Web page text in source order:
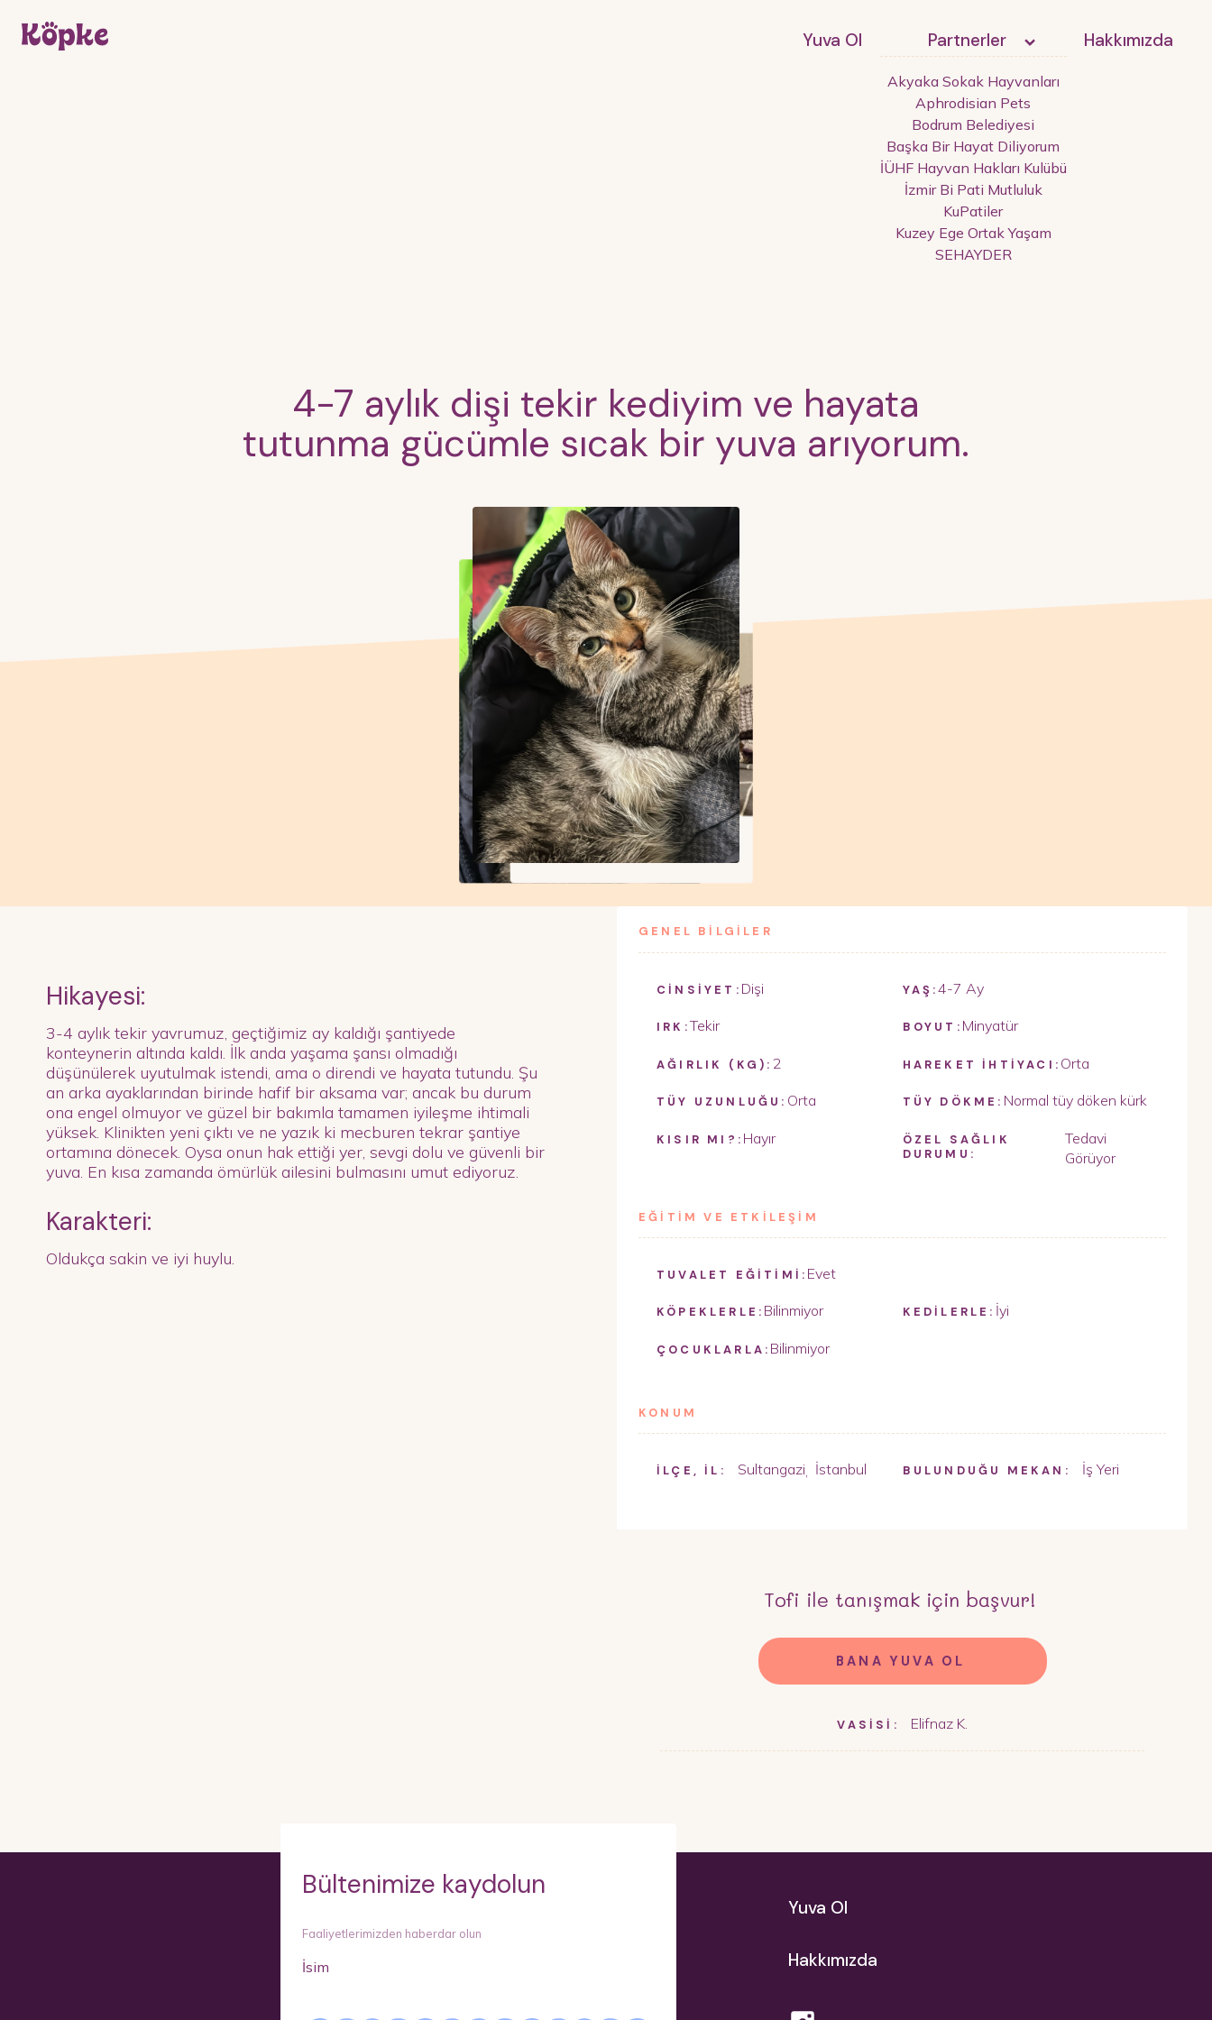
Yuva Ol Partnerler
Akyaka Sokak Hayvanları
Aphrodisian Pets
Bodrum Belediyesi
Başka Bir Hayat Diliyorum
İÜHF Hayvan Hakları Kulübü
İzmir Bi Pati Mutluluk
KuPatiler
Kuzey Ege Ortak Yaşam
SEHAYDER
Hakkımızda
4-7 aylık dişi tekir kediyim ve hayata
tutunma gücümle sıcak bir yuva arıyorum.
Hikayesi:
3-4 aylık tekir yavrumuz, geçtiğimiz ay kaldığı şantiyede
konteynerin altında kaldı. İlk anda yaşama şansı olmadığı
düşünülerek uyutulmak istendi, ama o direndi ve hayata tutundu. Şu
an arka ayaklarından birinde hafif bir aksama var; ancak bu durum
ona engel olmuyor ve güzel bir bakımla tamamen iyileşme ihtimali
yüksek. Klinikten yeni çıktı ve ne yazık ki mecburen tekrar şantiye
ortamına dönecek. Oysa onun hak ettiği yer, sevgi dolu ve güvenli bir
yuva. En kısa zamanda ömürlük ailesini bulmasını umut ediyoruz.
Karakteri:
Oldukça sakin ve iyi huylu.
GENEL BİLGİLER
CİNSİYET: Dişi YAŞ:4-7 Ay
IRK:Tekir BOYUT: Minyatür
AĞIRLIK (KG): 2 HAREKET İHTİYACI: Orta
TÜY UZUNLUĞU: Orta TÜY DÖKME: Normal tüy döken kürk
KISIR MI?: Hayır
ÖZEL SAĞLIK
DURUMU:
Tedavi
Görüyor
EĞİTİM VE ETKİLEŞİM
TUVALET EĞİTİMİ: Evet
KÖPEKLERLE: Bilinmiyor KEDİLERLE: İyi
ÇOCUKLARLA: Bilinmiyor
KONUM
İLÇE, İL: Sultangazi İstanbul BULUNDUĞU MEKAN: İş Yeri
Tofi ile tanışmak için başvur!
BANA YUVA OL
VASİSİ: Elifnaz K.
Bültenimize kaydolun
Faaliyetlerimizden haberdar olun
İsim
Yuva Ol
Hakkımızda